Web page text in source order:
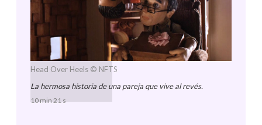
Head Over Heels © NFTS
La hermosa historia de una pareja que vive al revés.
10 min 21 s